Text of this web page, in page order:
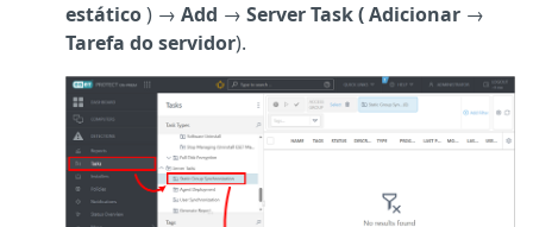
estático) → Add → Server Task (Adicionar →
Tarefa do servidor).